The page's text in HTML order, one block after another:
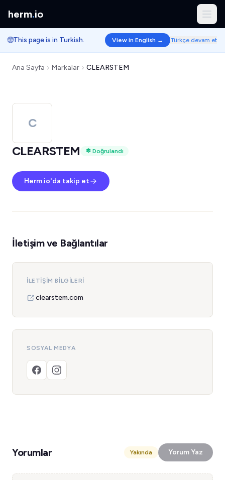
herm.io
🌐This page is in Turkish. View in English → Türkçe devam et
Ana Sayfa Markalar CLEARSTEM
C
CLEARSTEM
Doğrulandı
Herm.io'da takip et
İletişim ve Bağlantılar
İLETIŞIM BILGILERI
clearstem.com
SOSYAL MEDYA
Yorumlar Yakında Yorum Yaz